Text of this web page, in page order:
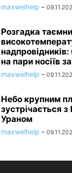
maxwelhelp -
Розгадка
на пари носіїв
maxwelhelp -
Небо крупним
зустрічається
Ураном
maxwelhelp -